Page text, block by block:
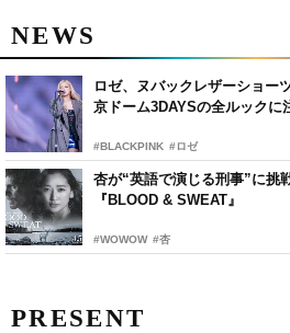
NEWS
ロゼ、ヌバックレザーショ
京ドーム3DAYSの全ルックに
#BLACKPINK #ロゼ
杏が“英語で演じる刑事”に
『BLOOD & SWEAT』
#WOWOW #杏
PRESENT